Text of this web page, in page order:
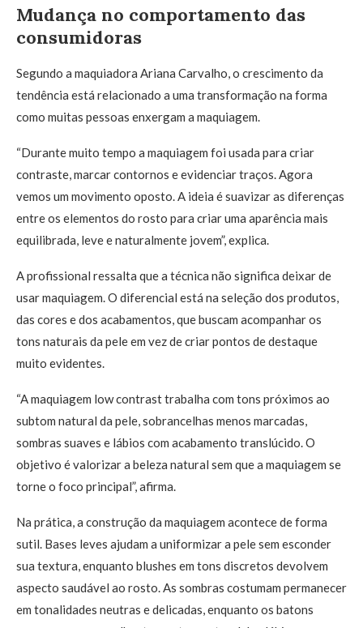
Mudança no comportamento das
consumidoras
Segundo a maquiadora Ariana Carvalho, o crescimento da
tendência está relacionado a uma transformação na forma
como muitas pessoas enxergam a maquiagem.
“Durante muito tempo a maquiagem foi usada para criar
contraste, marcar contornos e evidenciar traços. Agora
vemos um movimento oposto. A ideia é suavizar as diferenças
entre os elementos do rosto para criar uma aparência mais
equilibrada, leve e naturalmente jovem”, explica.
A profissional ressalta que a técnica não significa deixar de
usar maquiagem. O diferencial está na seleção dos produtos,
das cores e dos acabamentos, que buscam acompanhar os
tons naturais da pele em vez de criar pontos de destaque
muito evidentes.
“A maquiagem low contrast trabalha com tons próximos ao
subtom natural da pele, sobrancelhas menos marcadas,
sombras suaves e lábios com acabamento translúcido. O
objetivo é valorizar a beleza natural sem que a maquiagem se
torne o foco principal”, afirma.
Na prática, a construção da maquiagem acontece de forma
sutil. Bases leves ajudam a uniformizar a pele sem esconder
sua textura, enquanto blushes em tons discretos devolvem
aspecto saudável ao rosto. As sombras costumam permanecer
em tonalidades neutras e delicadas, enquanto os batons